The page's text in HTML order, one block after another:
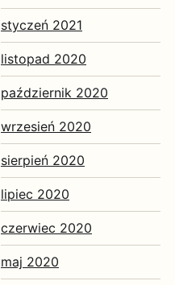
styczeń 2021
listopad 2020
październik 2020
wrzesień 2020
sierpień 2020
lipiec 2020
czerwiec 2020
maj 2020